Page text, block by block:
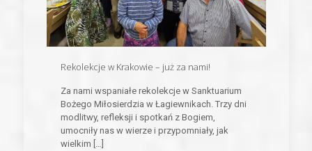
Rekolekcje w Krakowie – już za nami!
Za nami wspaniałe rekolekcje w Sanktuarium
Bożego Miłosierdzia w Łagiewnikach. Trzy dni
modlitwy, refleksji i spotkań z Bogiem,
umocniły nas w wierze i przypomniały, jak
wielkim […]